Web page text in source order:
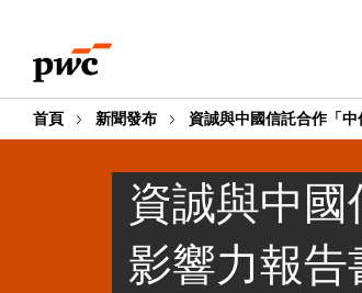
content
footer
首頁 新聞發布 資誠與中國信託合作「
資誠與中
影響力報告